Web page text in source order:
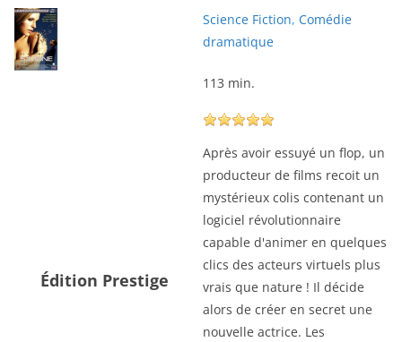
Édition Prestige
Science Fiction, Comédie
dramatique
113 min.
Après avoir essuyé un flop, un
producteur de films recoit un
mystérieux colis contenant un
logiciel révolutionnaire
capable d'animer en quelques
clics des acteurs virtuels plus
vrais que nature ! Il décide
alors de créer en secret une
nouvelle actrice. Les